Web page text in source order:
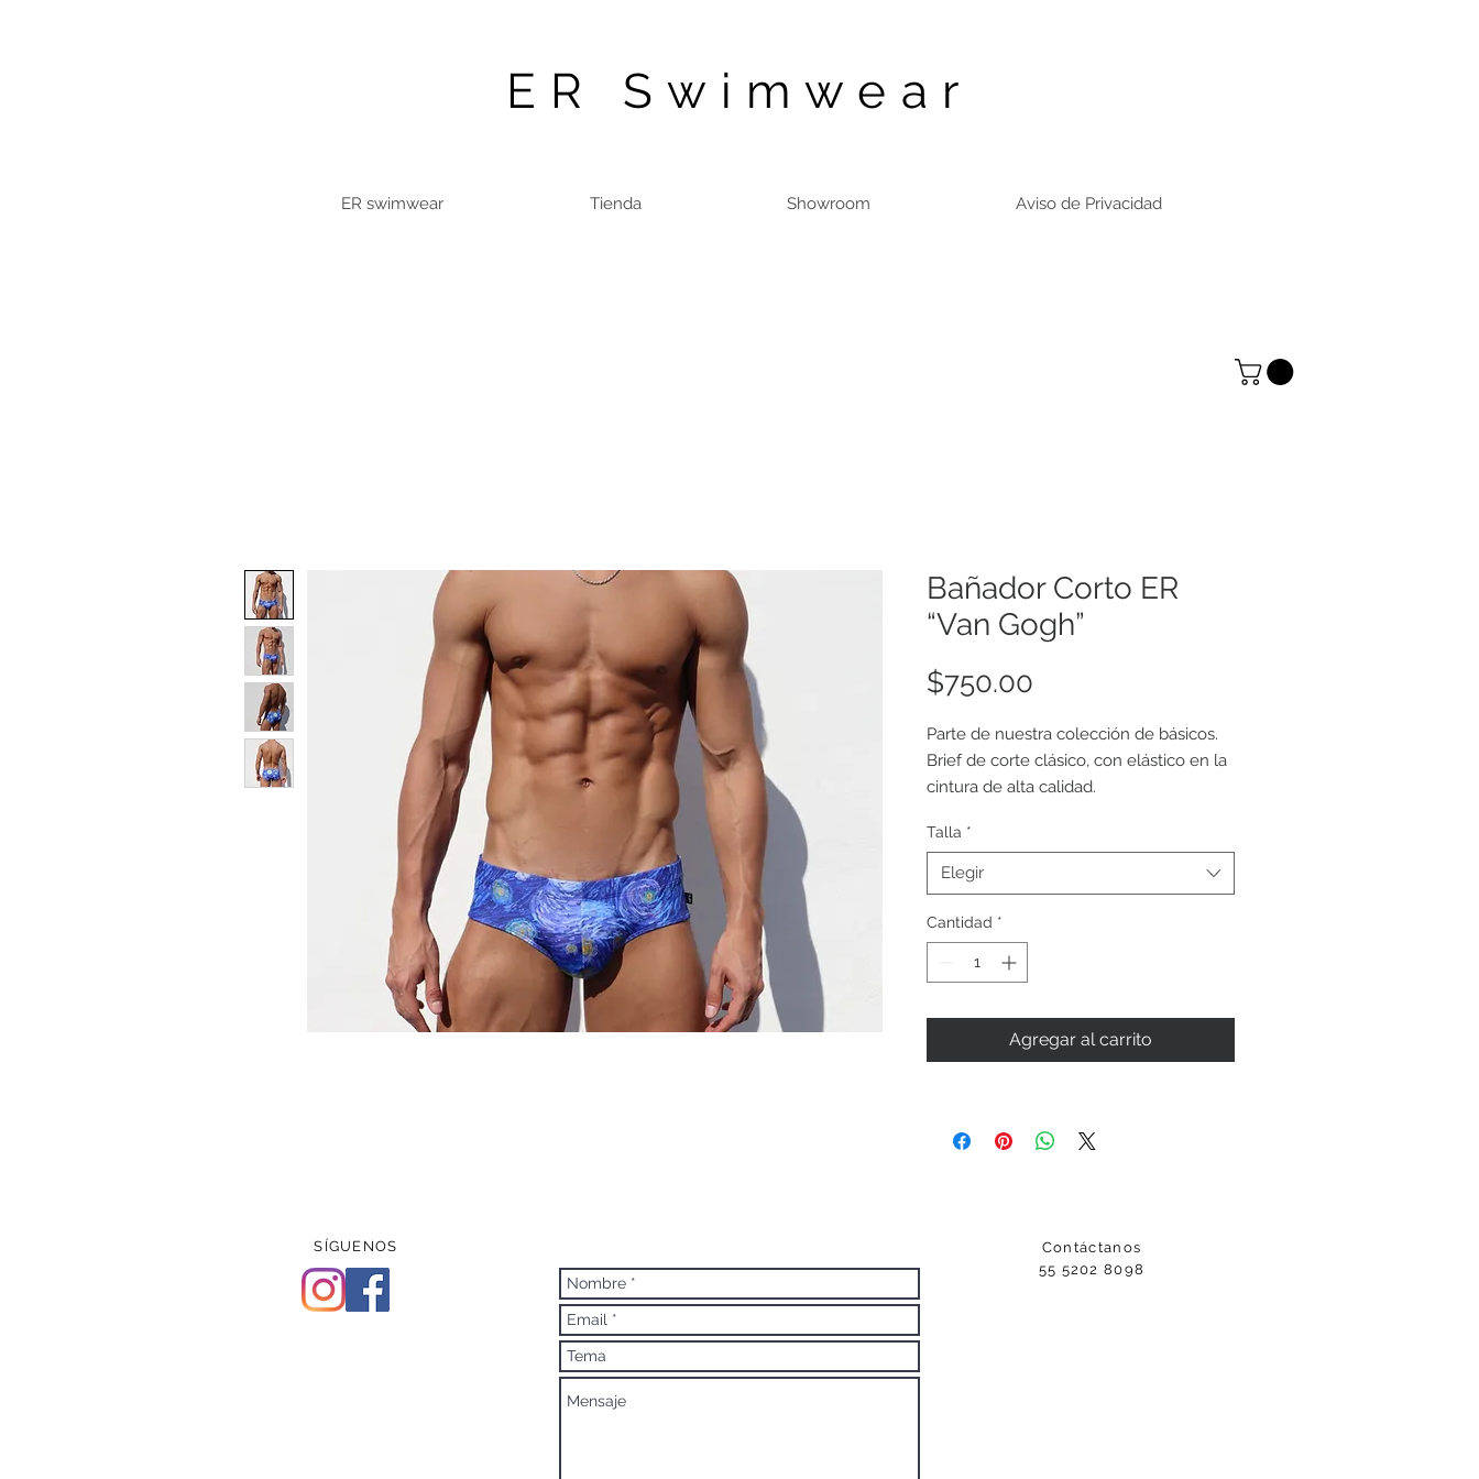
ER Swimwear
ER swimwear Tienda Showroom Aviso de Privacidad
Bañador Corto ER
“Van Gogh”
$750.00
Parte de nuestra colección de básicos.
Brief de corte clásico, con elástico en la
cintura de alta calidad.
Nylon/Lycra. Forro: 100% Poliéster.
Precio en pesos mexicanos.
Equivalencia de medidas:
Talla chica: cintura 26-28
Talla grande: cintura 34
Talla *
Elegir
Cantidad *
Agregar al carrito
SÍGUENOS
Contáctanos
55 5202 8098